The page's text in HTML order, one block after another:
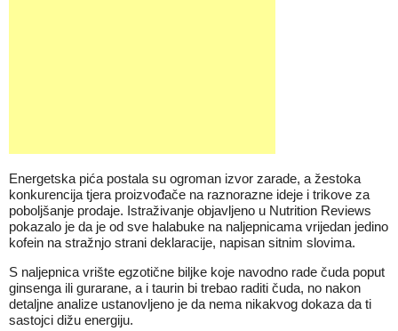
Energetska pića postala su ogroman izvor zarade, a žestoka
konkurencija tjera proizvođače na raznorazne ideje i trikove za
poboljšanje prodaje. Istraživanje objavljeno u Nutrition Reviews
pokazalo je da je od sve halabuke na naljepnicama vrijedan jedino
kofein na stražnjo strani deklaracije, napisan sitnim slovima.
S naljepnica vrište egzotične biljke koje navodno rade čuda poput
ginsenga ili gurarane, a i taurin bi trebao raditi čuda, no nakon
detaljne analize ustanovljeno je da nema nikakvog dokaza da ti
sastojci dižu energiju.